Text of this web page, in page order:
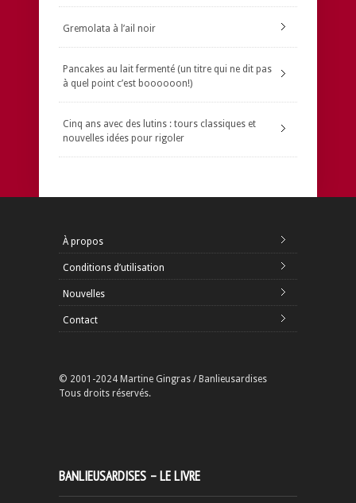
Gremolata à l’ail noir
Pancakes au lait fermenté (un titre qui ne dit pas
à quel point c’est boooooon!)
Cinq ans avec des lutins : tours classiques et
nouvelles idées pour rigoler
À propos
Conditions d’utilisation
Nouvelles
Contact
© 2001-2024 Martine Gingras / Banlieusardises
Tous droits réservés.
BANLIEUSARDISES – LE LIVRE